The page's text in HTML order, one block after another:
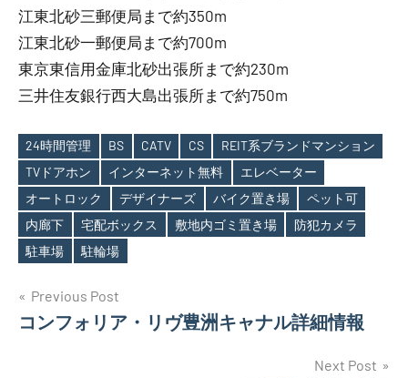
江東北砂三郵便局まで約350m
江東北砂一郵便局まで約700m
東京東信用金庫北砂出張所まで約230m
三井住友銀行西大島出張所まで約750m
Tags
24時間管理 BS CATV CS
REIT系ブランドマンション
TVドアホン
インターネット無料
エレベーター
オートロック
デザイナーズ バイク置き場
ペット可
内廊下
宅配ボックス 敷地内ゴミ置き場
防犯カメラ
駐車場
駐輪場
投
稿
Previous Post
コンフォリア・リヴ豊洲キャナル詳細情報
Next Post